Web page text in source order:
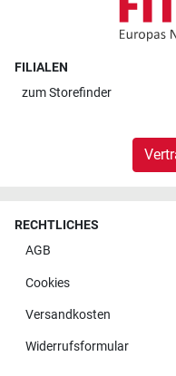
FILIALEN
zumStorefinder
RECHTLICHES
AGB
Cookies
Versandkosten
Widerrufsformular